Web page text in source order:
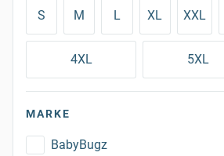
S M L XL XXL
4XL 5XL
MARKE
BabyBugz